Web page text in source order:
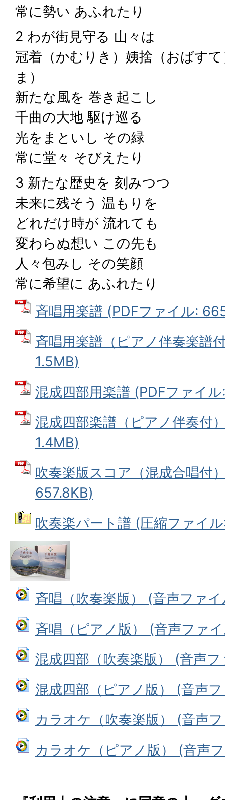
常に勢い あふれたり
2 わが街見守る 山々は
冠着（かむりき）姨捨（おばす
ま）
新たな風を 巻き起こし
千曲の大地 駆け巡る
光をまといし その緑
常に堂々 そびえたり
3 新たな歴史を 刻みつつ
未来に残そう 温もりを
どれだけ時が 流れても
変わらぬ想い この先も
人々包みし その笑顔
常に希望に あふれたり
斉唱用楽譜 (PDFファイル:
斉唱用楽譜（ピアノ伴奏楽譜
1.5MB)
混成四部用楽譜 (PDFファイ
混成四部楽譜（ピアノ伴奏付
1.4MB)
吹奏楽版スコア（混成合唱付
657.8KB)
吹奏楽パート譜 (圧縮ファイ
斉唱（吹奏楽版） (音声ファ
斉唱（ピアノ版） (音声ファ
混成四部（吹奏楽版） (音声
混成四部（ピアノ版） (音声
カラオケ（吹奏楽版） (音声
カラオケ（ピアノ版） (音声